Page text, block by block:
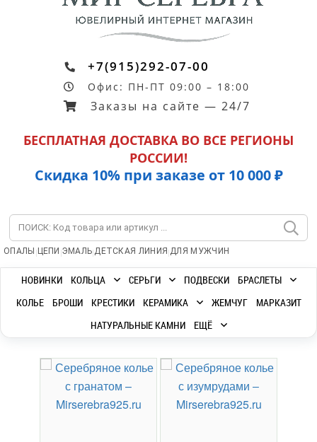
+7(915)292-07-00
Офис: ПН-ПТ 09:00 – 18:00
Заказы на сайте — 24/7
БЕСПЛАТНАЯ ДОСТАВКА ВО ВСЕ РЕГИОНЫ
РОССИИ!
Скидка 10% при заказе от 10 000 ₽
ОПАЛЫ | ЦЕПИ |ЭМАЛЬ|ДЕТСКАЯ ЛИНИЯ |ДЛЯ МУЖЧИН
НОВИНКИ КОЛЬЦА СЕРЬГИ ПОДВЕСКИ
БРАСЛЕТЫ
КОЛЬЕ
БРОШИ КРЕСТИКИ КЕРАМИКА ЖЕМЧУГ
МАРКАЗИТ
НАТУРАЛЬНЫЕ КАМНИ
ЕЩЁ